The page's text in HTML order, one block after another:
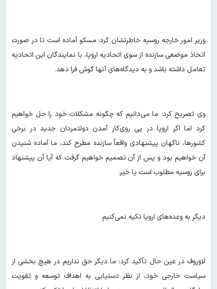
وزیر امور خارجه روسیه خاطرنشان کرد:‌ مسکو آماده است تا در صورت
اتخاذ موضعی سازنده از سوی اتحادیه اروپا، با نمایندگان این اتحادیه
تعامل داشته باشد و به دیدگاه‌های آنها گوش فرا دهد.
وی تصریح کرد:‌ ما می‌دانیم که چگونه مشکلات خود را حل خواهیم
کرد اما اگر اروپا در پی روی‌کار آمدن دولتمردان جدید در برخی
کشورها، ناگهان پیشنهادی واقعاً سازنده مطرح کند، ما آماده شنیدن
آن خواهیم بود و پس از آن تصمیم خواهیم گرفت که آیا آن پیشنهاد
برای روسیه مطلوب است یا خیر.
دیگر به وعده‌های اروپا تکیه نمی‌کنیم
لاوروف در عین حال تأکید کرد: ما دیگر حق نداریم در هیچ بخشی از
سیاست خارجی خود، از نظر دستیابی به اهداف توسعه و تقویت